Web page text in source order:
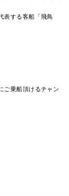
表する客船「飛鳥
ご乗船頂けるチャン